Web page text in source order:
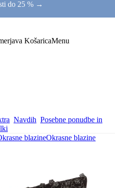
do 25 % →
KošaricaMenu
Navdih Posebne ponudbe in
blazineOkrasne blazine